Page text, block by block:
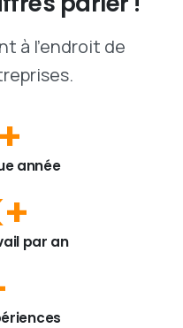
à l'endroit de
+
année
par an